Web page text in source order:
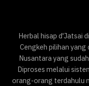
Herbal hisap d'Jatsai
Cengkeh pilihan
Nusantara yang
Diproses melalui
orang-orang terdahulu